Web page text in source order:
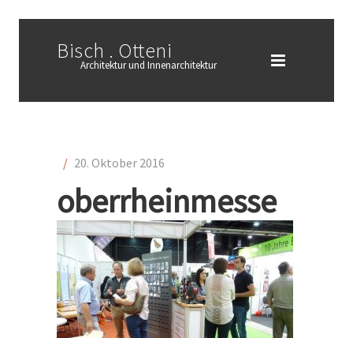
Bisch . Otteni
Architektur und Innenarchitektur
/ 20. Oktober 2016
oberrheinmesse